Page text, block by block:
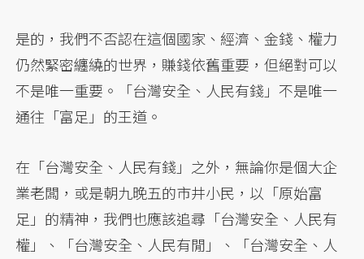
是的，我們不否認在這個國家、經濟、金錢、權力
仍然緊密纏繞的世界，賺錢依舊重要，但絕對可以
不是唯一重要。「台灣安全、人民有錢」不是唯一
通往「富足」的王道。
在「台灣安全、人民有錢」之外，無論你是個大企
業老闆，或是朝九晚五的市井小民，以「原始富
足」的精神，我們也應該追尋「台灣安全、人民有
權」、「台灣安全、人民有閒」、「台灣安全、人